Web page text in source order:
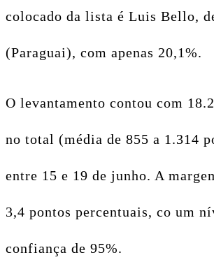
colocado da lista é Luis Bello,
(Paraguai), com apenas 20,1%.
O levantamento contou com
no total (média de 855 a 1.314
entre 15 e 19 de junho. A
3,4 pontos percentuais, co um
confiança de 95%.